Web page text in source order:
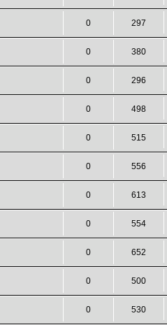
0 297
0 380
0 296
0 498
0 515
0 556
0 613
0 554
0 652
0 500
0 530